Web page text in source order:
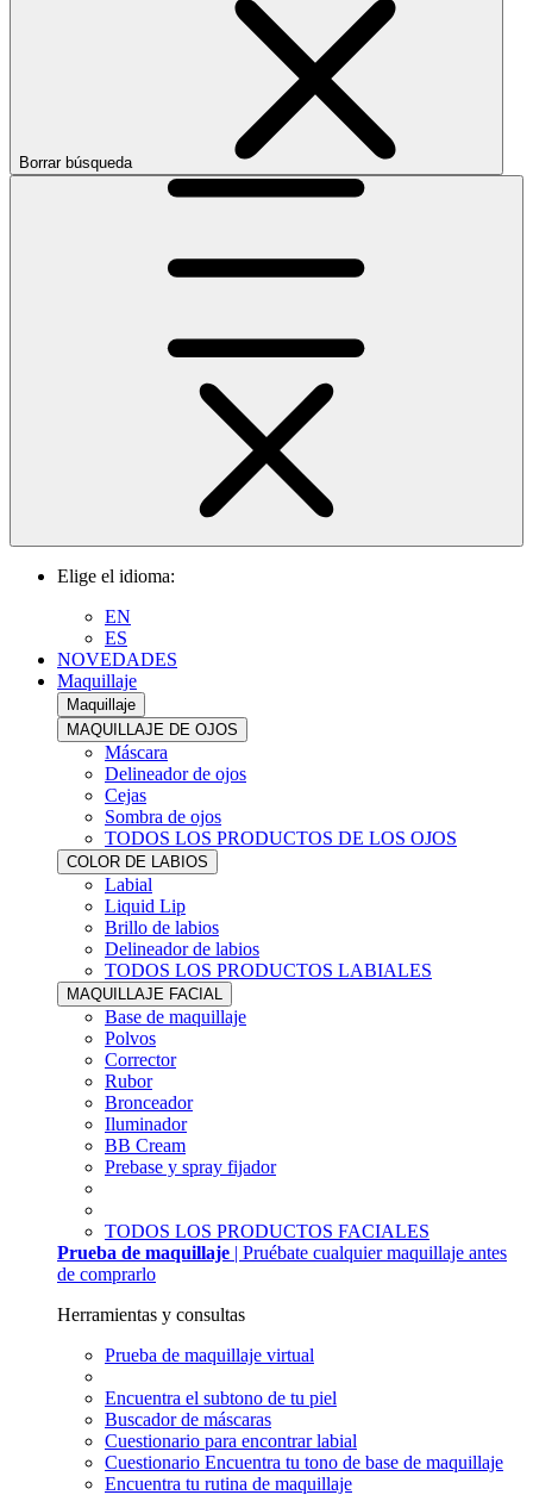
Borrar búsqueda
Elige el idioma:
EN
ES
NOVEDADES
Maquillaje
Maquillaje
MAQUILLAJE DE OJOS
Máscara
Delineador de ojos
Cejas
Sombra de ojos
TODOS LOS PRODUCTOS DE LOS OJOS
COLOR DE LABIOS
Labial
Liquid Lip
Brillo de labios
Delineador de labios
TODOS LOS PRODUCTOS LABIALES
MAQUILLAJE FACIAL
Base de maquillaje
Polvos
Corrector
Rubor
Bronceador
Iluminador
BB Cream
Prebase y spray fijador
TODOS LOS PRODUCTOS FACIALES
Prueba de maquillaje | Pruébate cualquier maquillaje antes
de comprarlo
Herramientas y consultas
Prueba de maquillaje virtual
Encuentra el subtono de tu piel
Buscador de máscaras
Cuestionario para encontrar labial
Cuestionario Encuentra tu tono de base de maquillaje
Encuentra tu rutina de maquillaje